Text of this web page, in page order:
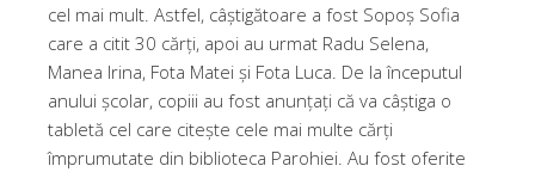
cel mai mult. Astfel, câștigătoare a fost Sopoș Sofia
care a citit 30 cărți, apoi au urmat Radu Selena,
Manea Irina, Fota Matei și Fota Luca. De la începutul
anului școlar, copiii au fost anunțați că va câștiga o
tabletă cel care citește cele mai multe cărți
împrumutate din biblioteca Parohiei. Au fost oferite